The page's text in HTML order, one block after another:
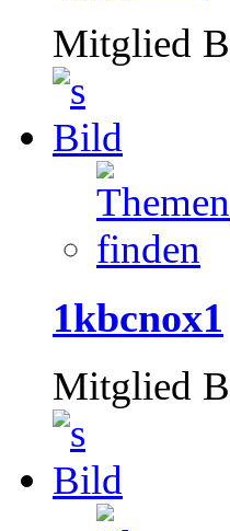
Mitglied
1kbcnox1
Mitglied